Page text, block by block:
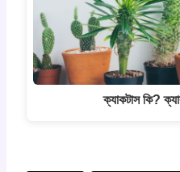
ক্যাকটাস কি?